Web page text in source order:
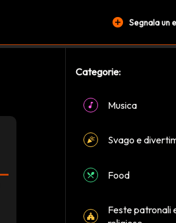
add_circle Segnala un
Categorie:
Musica
Svago e
Food
Feste patronali